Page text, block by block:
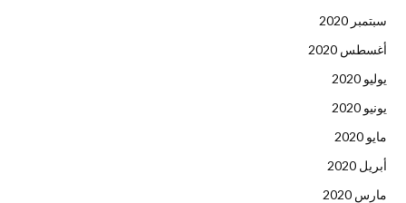
سبتمبر 2020
أغسطس 2020
يوليو 2020
يونيو 2020
مايو 2020
أبريل 2020
مارس 2020